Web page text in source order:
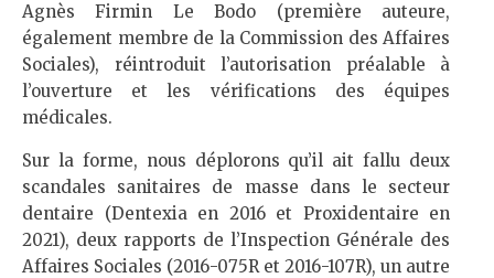
Agnès Firmin Le Bodo (première auteure,
également membre de la Commission des Affaires
Sociales), réintroduit l’autorisation préalable à
l’ouverture et les vérifications des équipes
médicales.
Sur la forme, nous déplorons qu’il ait fallu deux
scandales sanitaires de masse dans le secteur
dentaire (Dentexia en 2016 et Proxidentaire en
2021), deux rapports de l’Inspection Générale des
Affaires Sociales (2016-075R et 2016-107R), un autre